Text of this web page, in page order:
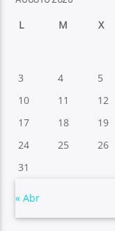
L M X
3
4 5
10
11 12
17
18 19
24
25 26
31
« Abr